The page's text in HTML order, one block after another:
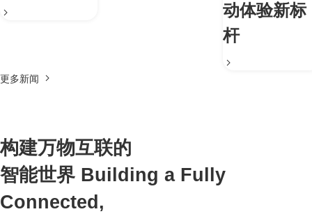
动体验新标
杆
更多新闻
构建万物互联的
智能世界 Building a Fully
Connected,